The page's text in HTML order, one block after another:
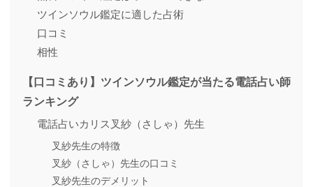
ツインソウル鑑定に適した占術
口コミ
相性
【口コミあり】ツインソウル鑑定が当たる電話占い師
ランキング
電話占いカリス叉紗（さしゃ）先生
叉紗先生の特徴
叉紗（さしゃ）先生の口コミ
叉紗先生のデメリット